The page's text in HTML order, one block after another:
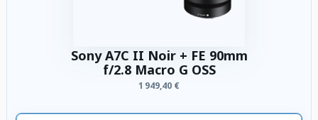
Sony A7C II Noir + FE 90mm
f/2.8 Macro G OSS
1 949,40 €